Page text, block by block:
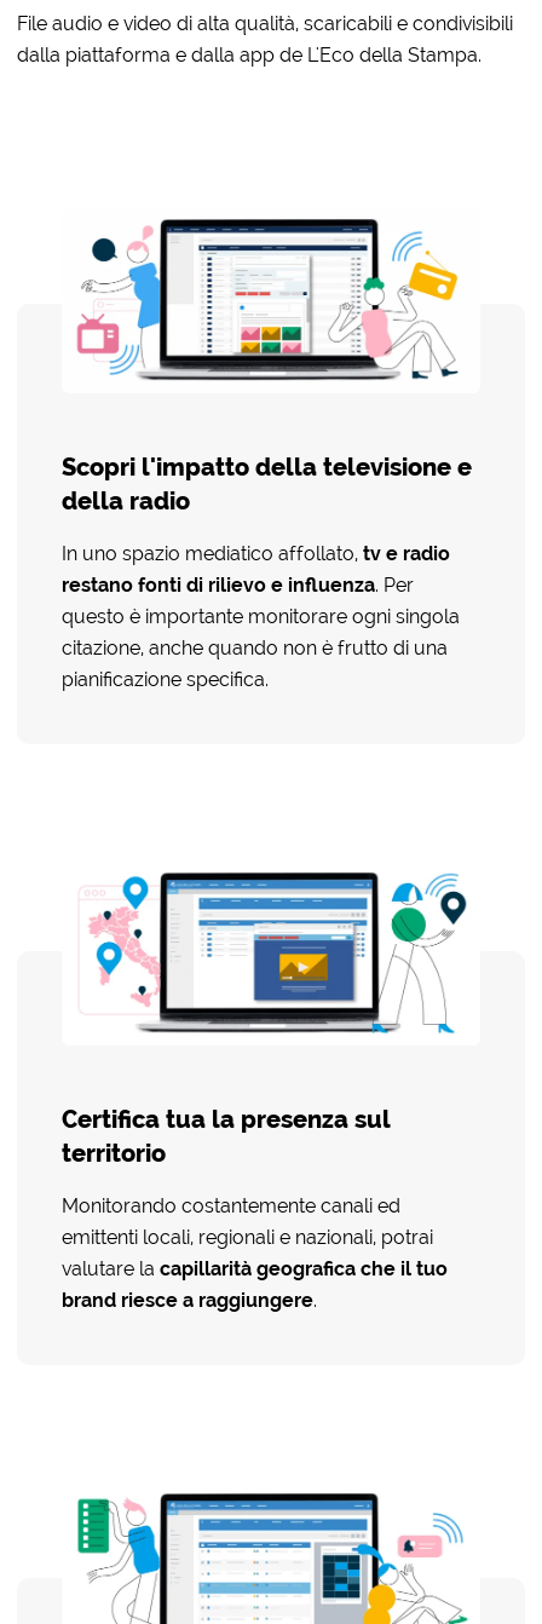
File audio e video di alta qualità, scaricabili e condivisibili
dalla piattaforma e dalla app de L'Eco della Stampa.
Scopri l'impatto della televisione e
della radio
In uno spazio mediatico affollato,tv e radio
restano fonti di rilievo e influenza. Per
questo è importante monitorare ogni singola
citazione, anche quando non è frutto di una
pianificazione specifica.
Certifica tua la presenza sul
territorio
Monitorando costantemente canali ed
emittenti locali, regionali e nazionali, potrai
valutare lacapillarità geografica che il tuo
brand riesce a raggiungere.